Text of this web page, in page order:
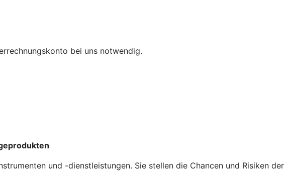
bei uns notwendig.
und -dienstleistungen. Sie stellen die Chancen und Risiken der